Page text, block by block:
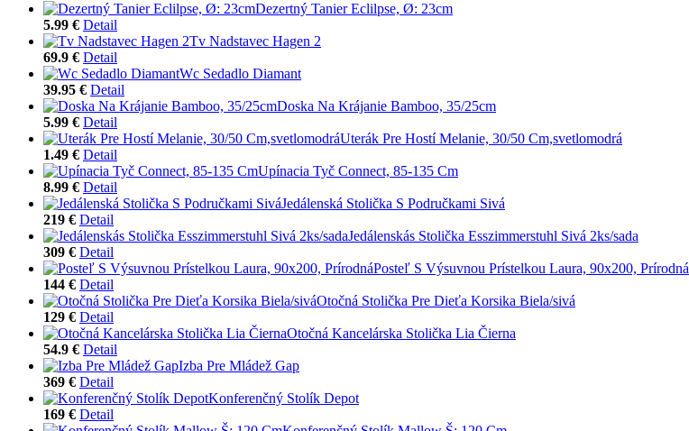
Dezertný Tanier Eclilpse, Ø: 23cm
5.99 € Detail
Tv Nadstavec Hagen 2
69.9 € Detail
Wc Sedadlo Diamant
39.95 € Detail
Doska Na Krájanie Bamboo, 35/25cm
5.99 € Detail
Uterák Pre Hostí Melanie, 30/50 Cm,svetlomodrá
1.49 € Detail
Upínacia Tyč Connect, 85-135 Cm
8.99 € Detail
Jedálenská Stolička S Područkami Sivá
219 € Detail
Jedálenskás Stolička Esszimmerstuhl Sivá 2ks/sada
309 € Detail
Posteľ S Výsuvnou Prístelkou Laura, 90x200, Prírodná
144 € Detail
Otočná Stolička Pre Dieťa Korsika Biela/sivá
129 € Detail
Otočná Kancelárska Stolička Lia Čierna
54.9 € Detail
Izba Pre Mládež Gap
369 € Detail
Konferenčný Stolík Depot
169 € Detail